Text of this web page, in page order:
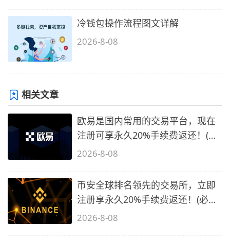
冷钱包操作流程图文详解
2026-8-08
相关文章
欧易是国内常用的交易平台，现在
注册可享永久20%手续费返还！(必
备1)
2026-8-08
币安全球排名领先的交易所，立即
注册享永久20%手续费返还！(必备
2)
2026-8-08